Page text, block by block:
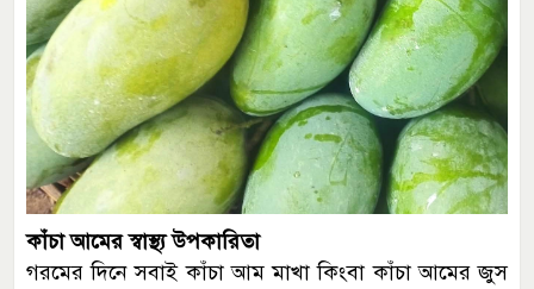
কাঁচা আমের স্বাস্থ্য উপকারিতা
গরমের দিনে সবাই কাঁচা আম মাখা কিংবা কাঁচা আমের জুস